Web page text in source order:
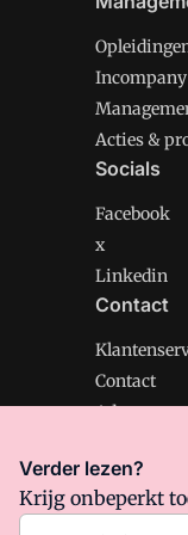
Incompany
Acties &
Socials
Facebook
x
Linkedin
Contact
Contact
Adverteren
Verder lezen?
Krijg onbeperkt